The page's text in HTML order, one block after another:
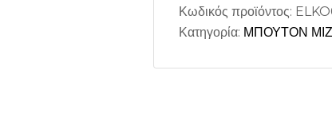
Κωδικός προϊόντος:
Κατηγορία: ΜΠΟΥΤΟΝ